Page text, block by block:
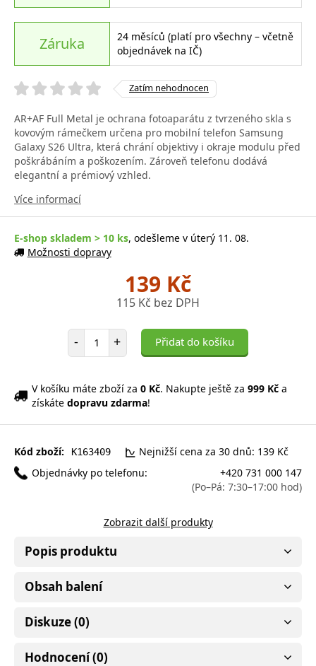
Záruka
24 měsíců (platí pro všechny – včetně
objednávek na IČ)
Zatím nehodnocen
AR+AF Full Metal je ochrana fotoaparátu z tvrzeného skla s
kovovým rámečkem určena pro mobilní telefon Samsung
Galaxy S26 Ultra, která chrání objektivy i okraje modulu před
poškrábáním a poškozením. Zároveň telefonu dodává
elegantní a prémiový vzhled.
Více informací
E-shop skladem > 10 ks, odešleme v úterý 11. 08.
Možnosti dopravy
139 Kč
115 Kč bez DPH
- Počet položek
+ Přidat do košíku
V košíku máte zboží za 0 Kč. Nakupte ještě za 999 Kč a
získáte dopravu zdarma!
Kód zboží: K163409
Nejnižší cena za 30 dnů: 139 Kč
Objednávky po telefonu:
+420 731 000 147
(Po–Pá: 7:30–17:00 hod)
Zobrazit další produkty
Popis produktu
Obsah balení
Diskuze (0)
Hodnocení (0)